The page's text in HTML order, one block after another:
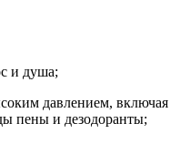
и душа;
давлением, включая
пены и дезодоранты;